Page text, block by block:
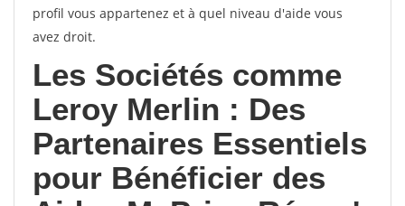
profil vous appartenez et à quel niveau d'aide vous
avez droit.
Les Sociétés comme
Leroy Merlin : Des
Partenaires Essentiels
pour Bénéficier des